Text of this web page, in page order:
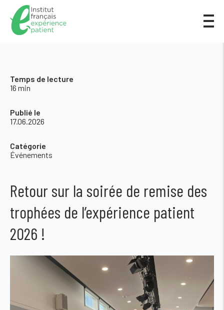
Temps de lecture
16 min
Publié le
17.06.2026
Catégorie
Événements
Retour sur la soirée de remise des
trophées de l’expérience patient
2026 !